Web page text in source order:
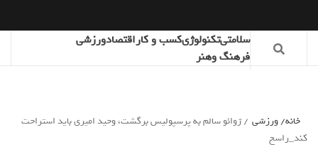
سلامتیتکنولوژیکسب و کاراقتصادورزشی
فرهنگ وهنر
خانه ورزشی
ژوائو سالم به پرسپولیس برگشت، وحید امیری باید استراحت
کند_راسخ